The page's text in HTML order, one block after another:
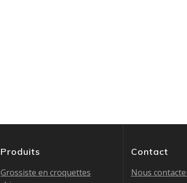
Produits
Grossiste en croquettes
Contact
Nous